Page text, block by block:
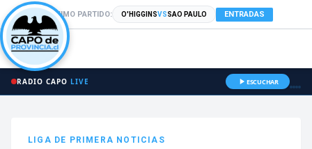
PRÓXIMO PARTIDO: O'HIGGINSVSSAO PAULO ENTRADAS
RADIO CAPO LIVE ESCUCHAR
LIGA DE PRIMERA NOTICIAS